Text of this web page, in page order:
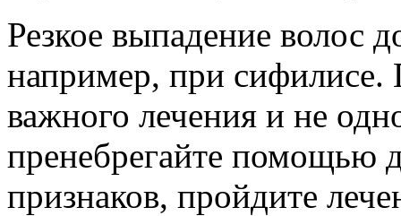
Резкое выпадение волос
например, при сифилисе.
важного лечения и не
пренебрегайте помощью
признаков, пройдите